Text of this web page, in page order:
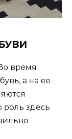
время
а на ее
здесь